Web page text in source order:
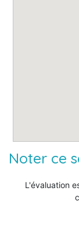
Noter ce
L'évaluation